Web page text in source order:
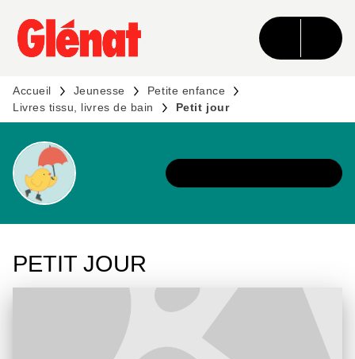
MENU RECHERCHE CONTENU
PIED DE PAGE
Accueil Jeunesse
Petite enfance
Livres tissu, livres de bain
Petit jour
PETIT JOUR